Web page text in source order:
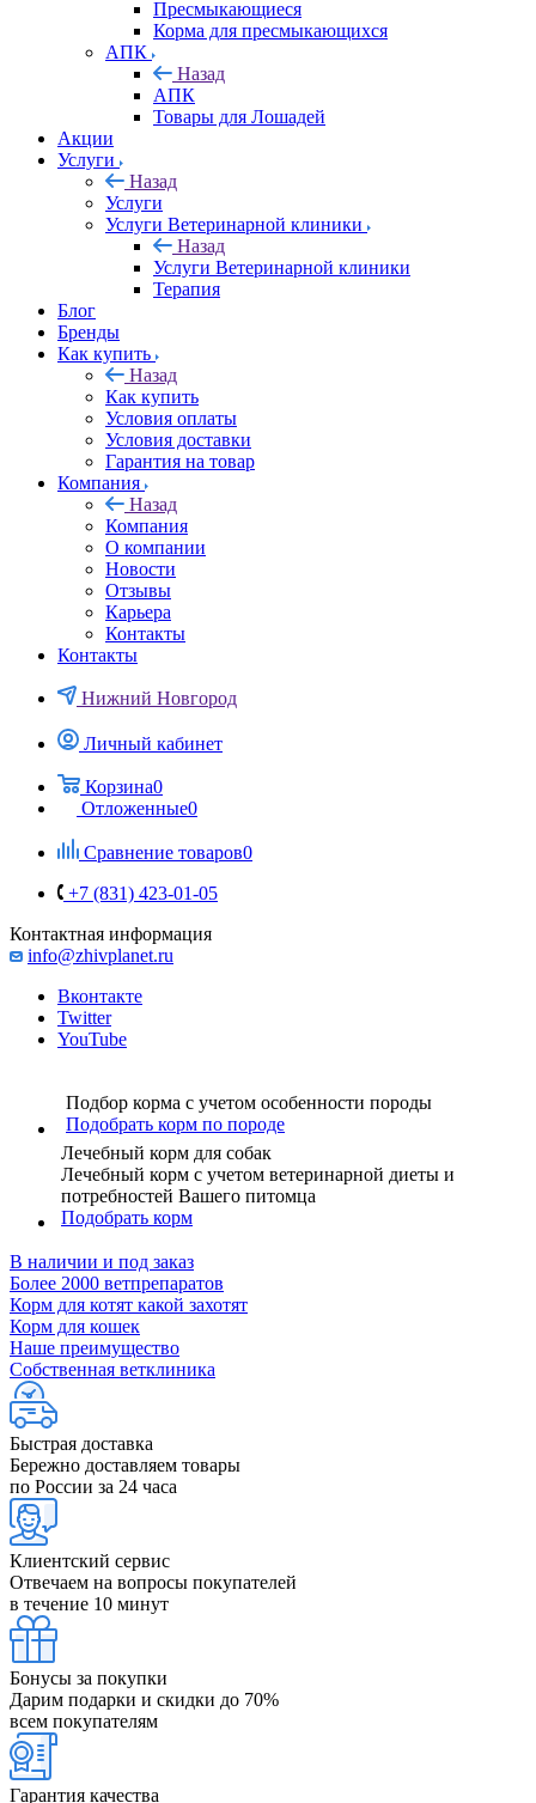
Пресмыкающиеся
Корма для пресмыкающихся
АПК
Назад
АПК
Товары для Лошадей
Акции
Услуги
Назад
Услуги
Услуги Ветеринарной клиники
Назад
Услуги Ветеринарной клиники
Терапия
Блог
Бренды
Как купить
Назад
Как купить
Условия оплаты
Условия доставки
Гарантия на товар
Компания
Назад
Компания
О компании
Новости
Отзывы
Карьера
Контакты
Контакты
Нижний Новгород
Личный кабинет
Корзина0
Отложенные0
Сравнение товаров0
+7 (831) 423-01-05
Контактная информация
info@zhivplanet.ru
Вконтакте
Twitter
YouTube
Подбор корма с учетом особенности породы
Подобрать корм по породе
Лечебный корм для собак
Лечебный корм с учетом ветеринарной диеты и
потребностей Вашего питомца
Подобрать корм
В наличии и под заказ
Более 2000 ветпрепаратов
Корм для котят какой захотят
Корм для кошек
Наше преимущество
Собственная ветклиника
Быстрая доставка
Бережно доставляем товары
по России за 24 часа
Клиентский сервис
Отвечаем на вопросы покупателей
в течение 10 минут
Бонусы за покупки
Дарим подарки и скидки до 70%
всем покупателям
Гарантия качества